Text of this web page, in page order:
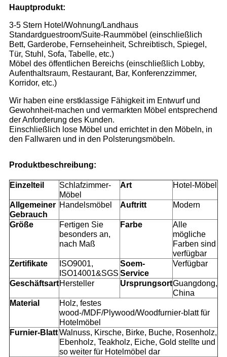
Hauptprodukt:
3-5 Stern Hotel/Wohnung/Landhaus
Standardguestroom/Suite-Raummöbel (einschließlich
Bett, Garderobe, Fernseheinheit, Schreibtisch, Spiegel,
Tür, Stuhl, Sofa, Tabelle, etc.)
Möbel des öffentlichen Bereichs (einschließlich Lobby,
Aufenthaltsraum, Restaurant, Bar, Konferenzzimmer,
Korridor, etc.)
Wir haben eine erstklassige Fähigkeit im Entwurf und
Gewohnheit-machen und vermarkten Möbel entsprechend
der Anforderung des Kunden.
Einschließlich lose Möbel und errichtet in den Möbeln, in
den Fallwaren und in den Polsterungsmöbeln.
Produktbeschreibung:
Einzelteil
Schlafzimmer-
Möbel
Art Hotel-Möbel
Allgemeiner
Gebrauch
Handelsmöbel Auftritt Modern
Größe
Fertigen Sie
besonders an,
nach Maß
Farbe
Alle
mögliche
Farben sind
verfügbar
Zertifikate
ISO9001,
ISO14001&SGS
Soem-
Service
Verfügbar
GeschäftsartHersteller UrsprungsortGuangdong,
China
Material
Holz, festes
wood-/MDF/Plywood/Woodfurnier-blatt für
Hotelmöbel
Furnier-BlattWalnuss, Kirsche, Birke, Buche, Rosenholz,
Ebenholz, Teakholz, Eiche, Gold stellte und
so weiter für Hotelmöbel dar